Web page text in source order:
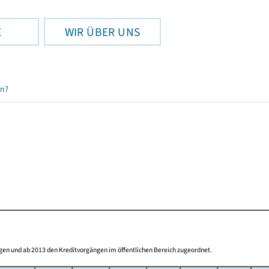
WIR ÜBER UNS
und ab 2013 den Kreditvorgängen im öffentlichen Bereich zugeordnet.